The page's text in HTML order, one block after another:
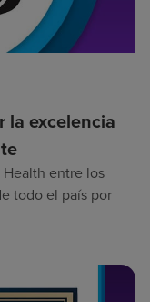
la excelencia
Health entre los
todo el país por